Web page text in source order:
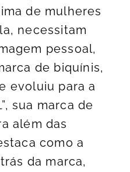
de mulheres
necessitam
pessoal,
de biquínis,
evoluiu para a
sua marca de
além das
como a
da marca,